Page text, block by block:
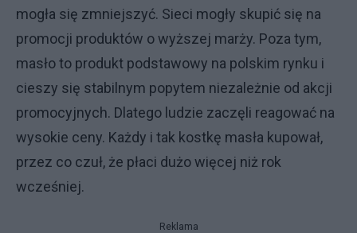
mogła się zmniejszyć. Sieci mogły skupić się na
promocji produktów o wyższej marży. Poza tym,
masło to produkt podstawowy na polskim rynku i
cieszy się stabilnym popytem niezależnie od akcji
promocyjnych. Dlatego ludzie zaczęli reagować na
wysokie ceny. Każdy i tak kostkę masła kupował,
przez co czuł, że płaci dużo więcej niż rok
wcześniej.
Reklama